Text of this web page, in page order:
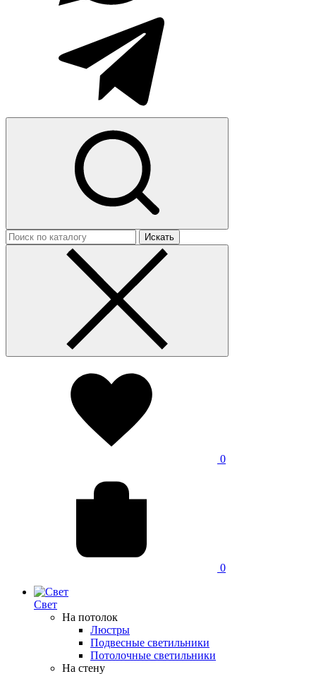
Искать
0
0
Свет
На потолок
Люстры
Подвесные светильники
Потолочные светильники
На стену